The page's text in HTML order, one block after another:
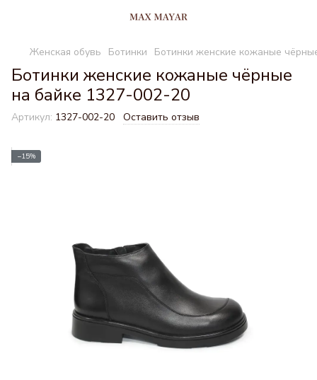
Женская обувь Ботинки Ботинки женские кожаные
Ботинки женские кожаные чёрные
на байке 1327-002-20
Артикул: 1327-002-20 Оставить отзыв
−15%